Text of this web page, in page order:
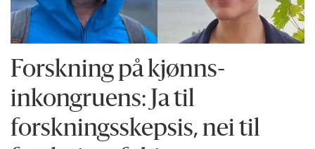
Forskning på kjønns­
inkongruens: Ja til
forskningsskepsis, nei til